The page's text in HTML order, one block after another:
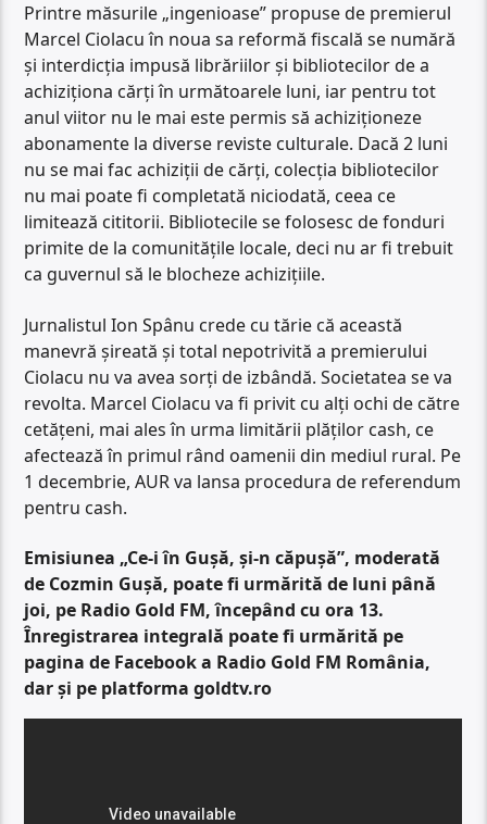
Printre măsurile „ingenioase” propuse de premierul
Marcel Ciolacu în noua sa reformă fiscală se numără
și interdicția impusă librăriilor și bibliotecilor de a
achiziționa cărți în următoarele luni, iar pentru tot
anul viitor nu le mai este permis să achiziționeze
abonamente la diverse reviste culturale. Dacă 2 luni
nu se mai fac achiziții de cărți, colecția bibliotecilor
nu mai poate fi completată niciodată, ceea ce
limitează cititorii. Bibliotecile se folosesc de fonduri
primite de la comunitățile locale, deci nu ar fi trebuit
ca guvernul să le blocheze achizițiile.
Jurnalistul Ion Spânu crede cu tărie că această
manevră șireată și total nepotrivită a premierului
Ciolacu nu va avea sorți de izbândă. Societatea se va
revolta. Marcel Ciolacu va fi privit cu alți ochi de către
cetățeni, mai ales în urma limitării plăților cash, ce
afectează în primul rând oamenii din mediul rural. Pe
1 decembrie, AUR va lansa procedura de referendum
pentru cash.
Emisiunea „Ce-i în Gușă, și-n căpușă”, moderată
de Cozmin Gușă, poate fi urmărită de luni până
joi, pe Radio Gold FM, începând cu ora 13.
Înregistrarea integrală poate fi urmărită pe
pagina de Facebook a Radio Gold FM România,
dar și pe platforma goldtv.ro